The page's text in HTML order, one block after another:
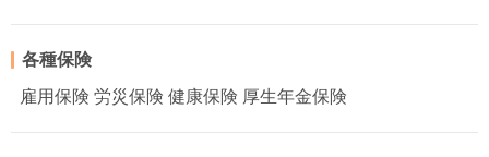
各種保険
雇用保険 労災保険 健康保険 厚生年金保険